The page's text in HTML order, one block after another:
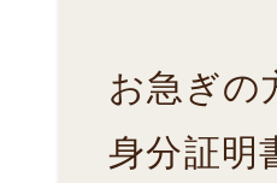
お急ぎの
身分証明